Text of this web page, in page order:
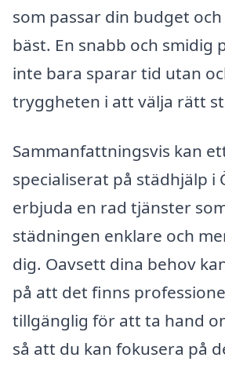
som passar din budget
bäst. En snabb och smidig
inte bara sparar tid utan
tryggheten i att välja rätt
Sammanfattningsvis kan
specialiserat på städhjälp i
erbjuda en rad tjänster
städningen enklare och
dig. Oavsett dina behov
på att det finns
tillgänglig för att ta hand
så att du kan fokusera på